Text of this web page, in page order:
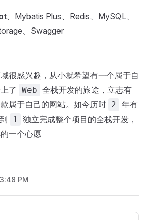
、Mybatis Plus、Redis、MySQL、
、Swagger
很感兴趣，从小就希望有一个属于自
了
Web 全栈开发的旅途，立志有
属于自己的网站。如今历时 2 年有
到 1 独立完成整个项目的全栈开发，
一个心愿
PM